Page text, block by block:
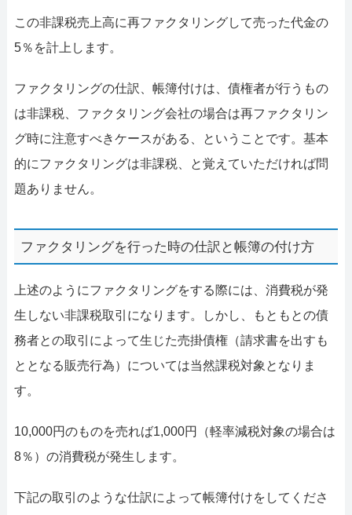
この非課税売上高に再ファクタリングして売った代金の
5％を計上します。
ファクタリングの仕訳、帳簿付けは、債権者が行うもの
は非課税、ファクタリング会社の場合は再ファクタリン
グ時に注意すべきケースがある、ということです。基本
的にファクタリングは非課税、と覚えていただければ問
題ありません。
ファクタリングを行った時の仕訳と帳簿の付け方
上述のようにファクタリングをする際には、消費税が発
生しない非課税取引になります。しかし、もともとの債
務者との取引によって生じた売掛債権（請求書を出すも
ととなる販売行為）については当然課税対象となりま
す。
10,000円のものを売れば1,000円（軽率減税対象の場合は
8％）の消費税が発生します。
下記の取引のような仕訳によって帳簿付けをしてくださ